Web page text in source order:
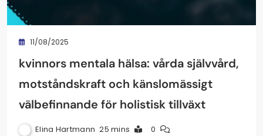
11/08/2025
kvinnors mentala hälsa: vårda självvård,
motståndskraft och känslomässigt
välbefinnande för holistisk tillväxt
Elina Hartmann 25 mins 0